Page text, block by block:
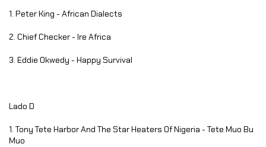
1. Peter King - African Dialects
2. Chief Checker - Ire Africa
3. Eddie Okwedy - Happy Survival
Lado D
1. Tony Tete Harbor And The Star Heaters Of Nigeria - Tete Muo Bu
Muo